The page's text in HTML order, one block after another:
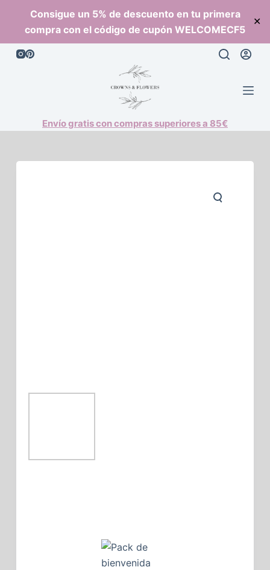
Consigue un 5% de descuento en tu primera
compra con el código de cupón WELCOMECF5
✕
l
Envío gratis con compras superiores a 85€